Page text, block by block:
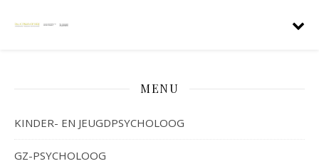
MENU
KINDER- EN JEUGDPSYCHOLOOG
GZ-PSYCHOLOOG